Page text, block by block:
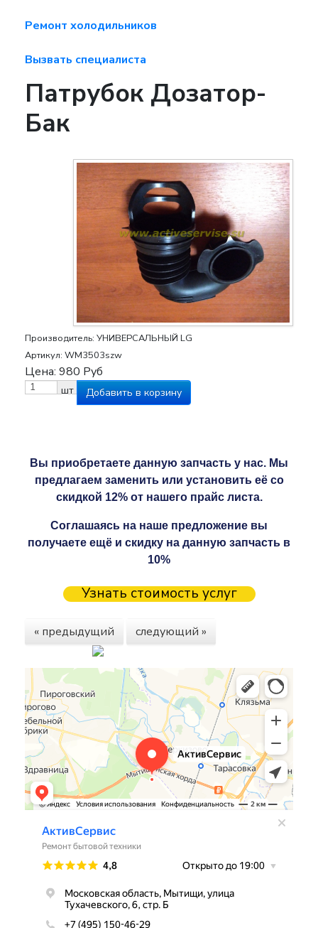
Ремонт холодильников
Вызвать специалиста
Патрубок Дозатор-
Бак
Производитель: УНИВЕРСАЛЬНЫЙ LG
Артикул: WM3503szw
Цена: 980 Руб
шт
Вы приобретаете данную запчасть у нас. Мы
предлагаем заменить или установить её со
скидкой 12% от нашего прайс листа.
Соглашаясь на наше предложение вы
получаете ещё и скидку на данную запчасть в
10%
Узнать стоимость услуг
« предыдущий следующий »